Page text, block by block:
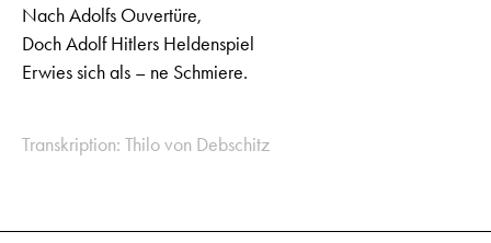
Nach Adolfs Ouvertüre,
Doch Adolf Hitlers Heldenspiel
Erwies sich als – ne Schmiere.
Transkription: Thilo von Debschitz